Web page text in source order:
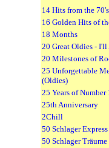
14 Hits from the 70's
16 Golden Hits of
18 Months
20 Great Oldies - I'll
20 Milestones of
25 Unforgettable
(Oldies)
25 Years of Number
25th Anniversary
2Chill
50 Schlager Express
50 Schlager Träume